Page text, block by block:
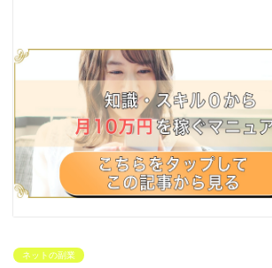
ネットの副業